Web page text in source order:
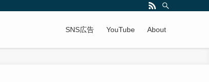
SNS広告 YouTube About